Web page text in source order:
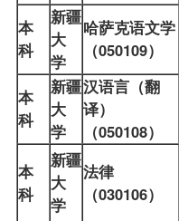
本
科
新疆
大
学
哈萨克语文学
（050109）
本
科
新疆
大
学
汉语言（翻
译）
（050108）
本
科
新疆
大
学
法律
（030106）